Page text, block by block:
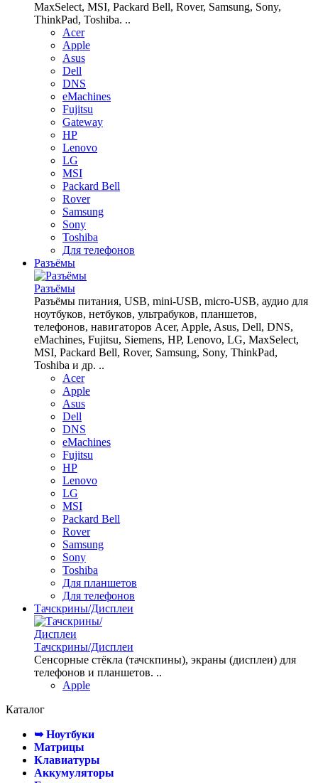
MaxSelect, MSI, Packard Bell, Rover, Samsung, Sony,
ThinkPad, Toshiba. ..
Acer
Apple
Asus
Dell
DNS
eMachines
Fujitsu
Gateway
HP
Lenovo
LG
MSI
Packard Bell
Rover
Samsung
Sony
Toshiba
Для телефонов
Разъёмы
Разъёмы
Разъёмы питания, USB, mini-USB, micro-USB, аудио для
ноутбуков, нетбуков, ультрабуков, планшетов,
телефонов, навигаторов Acer, Apple, Asus, Dell, DNS,
eMachines, Fujitsu, Siemens, HP, Lenovo, LG, MaxSelect,
MSI, Packard Bell, Rover, Samsung, Sony, ThinkPad,
Toshiba и др. ..
Acer
Apple
Asus
Dell
DNS
eMachines
Fujitsu
HP
Lenovo
LG
MSI
Packard Bell
Rover
Samsung
Sony
Toshiba
Для планшетов
Для телефонов
Тачскрины/Дисплеи
Тачскрины/Дисплеи
Сенсорные стёкла (тачскпины), экраны (дисплеи) для
телефонов и планшетов. ..
Apple
Каталог
➥ Ноутбуки
Матрицы
Клавиатуры
Аккумуляторы